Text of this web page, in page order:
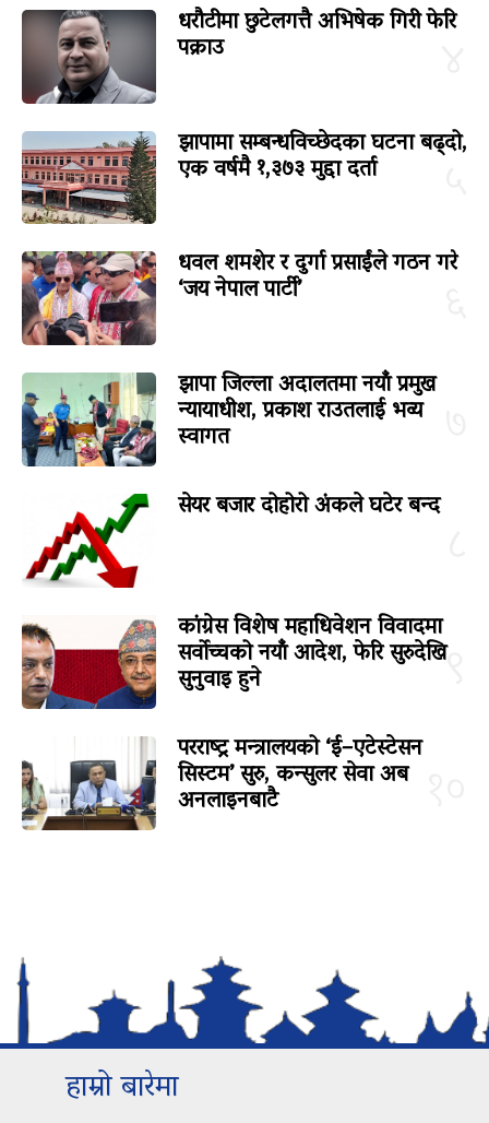
धरौटीमा छुटेलगत्तै अभिषेक गिरी फेरि
पक्राउ
झापामा सम्बन्धविच्छेदका घटना बढ्दो,
एक वर्षमै १,३७३ मुद्दा दर्ता
धवल शमशेर र दुर्गा प्रसाईंले गठन गरे
‘जय नेपाल पार्टी’
झापा जिल्ला अदालतमा नयाँ प्रमुख
न्यायाधीश, प्रकाश राउतलाई भव्य
स्वागत
सेयर बजार दोहोरो अंकले घटेर बन्द
९
कांग्रेस विशेष महाधिवेशन विवादमा
सर्वोच्चको नयाँ आदेश, फेरि सुरुदेखि
सुनुवाइ हुने
परराष्ट्र मन्त्रालयको ‘ई–एटेस्टेसन
सिस्टम’ सुरु, कन्सुलर सेवा अब
अनलाइनबाटै
हाम्रो बारेमा